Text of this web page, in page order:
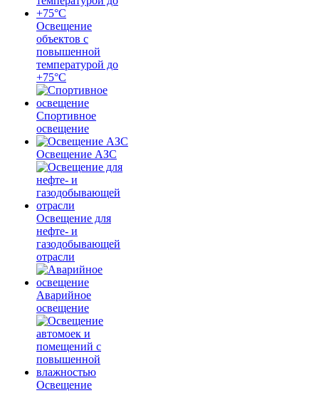
Освещение
объектов с
повышенной
температурой до
+75°C
Спортивное
освещение
Освещение АЗС
Освещение для
нефте- и
газодобывающей
отрасли
Аварийное
освещение
Освещение